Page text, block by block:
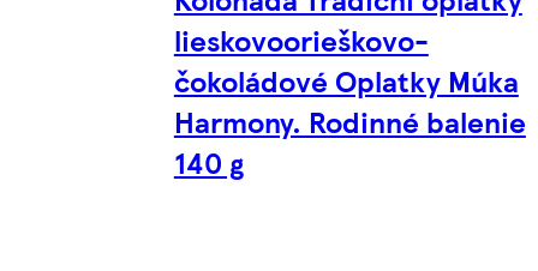
lieskovoorieškovo-
čokoládové Oplatky Múka
Harmony. Rodinné balenie
140 g